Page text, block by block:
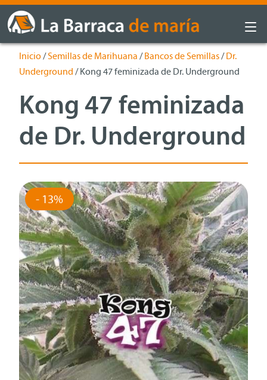
Inicio/Semillas de Marihuana /Bancos de Semillas/Dr.
Underground / Kong 47 feminizada de Dr. Underground
Kong 47 feminizada
de Dr. Underground
- 13%